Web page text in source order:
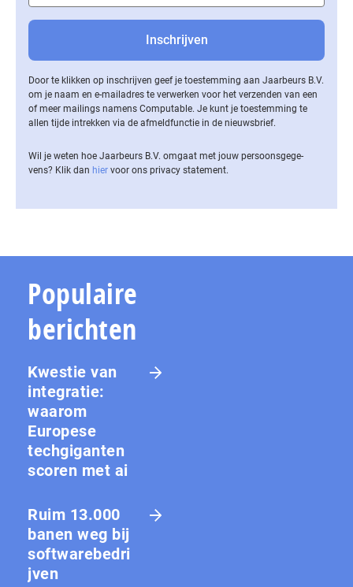
Door te klikken op inschrijven geef je toestemming aan Jaarbeurs B.V.
om je naam en e-mailadres te verwerken voor het verzenden van een
of meer mailings namens Computable. Je kunt je toestemming te
allen tijde intrekken via de af­meld­func­tie in de nieuwsbrief.
Wil je weten hoe Jaarbeurs B.V. omgaat met jouw per­soons­ge­ge­
vens? Klik dan hier voor ons privacy statement.
Populaire
berichten
Kwestie van
integratie:
waarom
Europese
techgiganten
scoren met ai
Ruim 13.000
banen weg bij
softwarebedri
jven